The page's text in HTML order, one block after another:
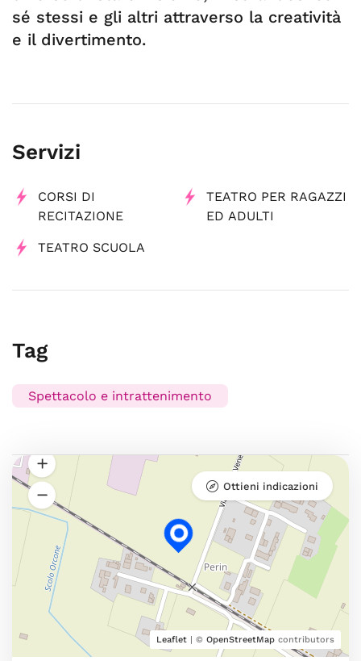
sé stessi e gli altri attraverso la creatività
e il divertimento.
Servizi
CORSI DI
RECITAZIONE
TEATRO PER RAGAZZI
ED ADULTI
TEATRO SCUOLA
Tag
Spettacolo e intrattenimento
Leaflet | © OpenStreetMap contributors
Ottieni indicazioni